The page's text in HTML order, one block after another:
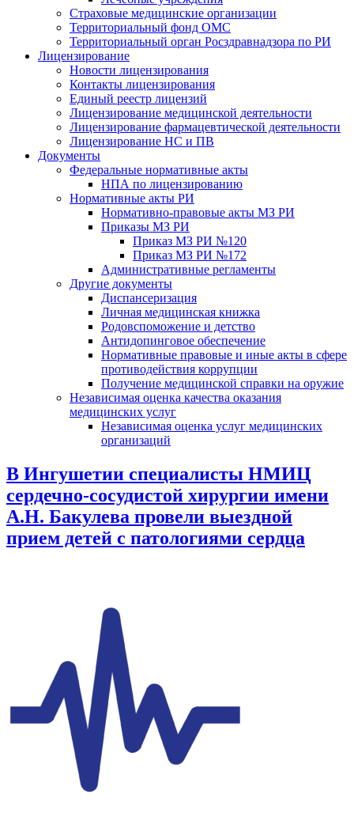
Страховые медицинские организации
Территориальный фонд ОМС
Территориальный орган Росздравнадзора по РИ
Лицензирование
Новости лицензирования
Контакты лицензирования
Единый реестр лицензий
Лицензирование медицинской деятельности
Лицензирование фармацевтической деятельности
Лицензирование НС и ПВ
Документы
Федеральные нормативные акты
НПА по лицензированию
Нормативные акты РИ
Нормативно-правовые акты МЗ РИ
Приказы МЗ РИ
Приказ МЗ РИ №120
Приказ МЗ РИ №172
Административные регламенты
Другие документы
Диспансеризация
Личная медицинская книжка
Родовспоможение и детство
Антидопинговое обеспечение
Нормативные правовые и иные акты в сфере
противодействия коррупции
Получение медицинской справки на оружие
Независимая оценка качества оказания
медицинских услуг
Независимая оценка услуг медицинскиx
организаций
В Ингушетии специалисты НМИЦ
сердечно-сосудистой хирургии имени
А.Н. Бакулева провели выездной
прием детей с патологиями сердца